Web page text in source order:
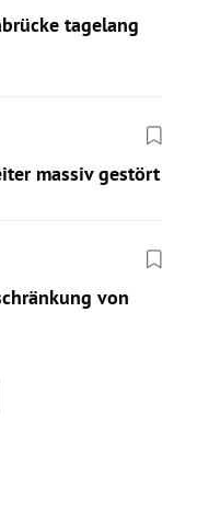
tagelang
massiv gestört
von